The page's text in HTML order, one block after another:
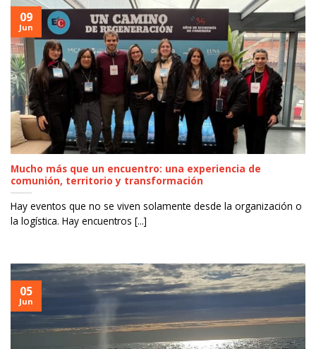
Mucho más que un encuentro: una experiencia de
comunión, territorio y transformación
Hay eventos que no se viven solamente desde la organización o
la logística. Hay encuentros [...]
09
Jun
05
Jun